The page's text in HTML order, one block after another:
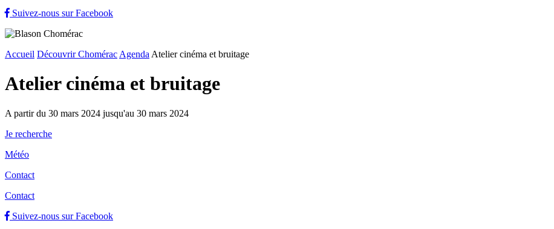
Suivez-nous sur Facebook
Accueil Découvrir Chomérac Agenda Atelier cinéma et bruitage
Atelier cinéma et bruitage
A partir du 30 mars 2024 jusqu'au 30 mars 2024
Je recherche
Météo
Contact
Contact
Suivez-nous sur Facebook